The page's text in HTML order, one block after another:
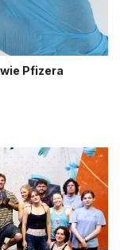
Pfizera